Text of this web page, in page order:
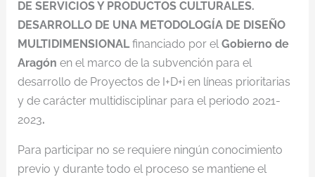
DE SERVICIOS Y PRODUCTOS CULTURALES.
DESARROLLO DE UNA METODOLOGÍA DE DISEÑO
MULTIDIMENSIONALfinanciado por elGobierno de
Aragón en el marco de la subvención para el
desarrollo de Proyectos de I+D+i en líneas prioritarias
y de carácter multidisciplinar para el periodo 2021-
2023.
Para participar no se requiere ningún conocimiento
previo y durante todo el proceso se mantiene el